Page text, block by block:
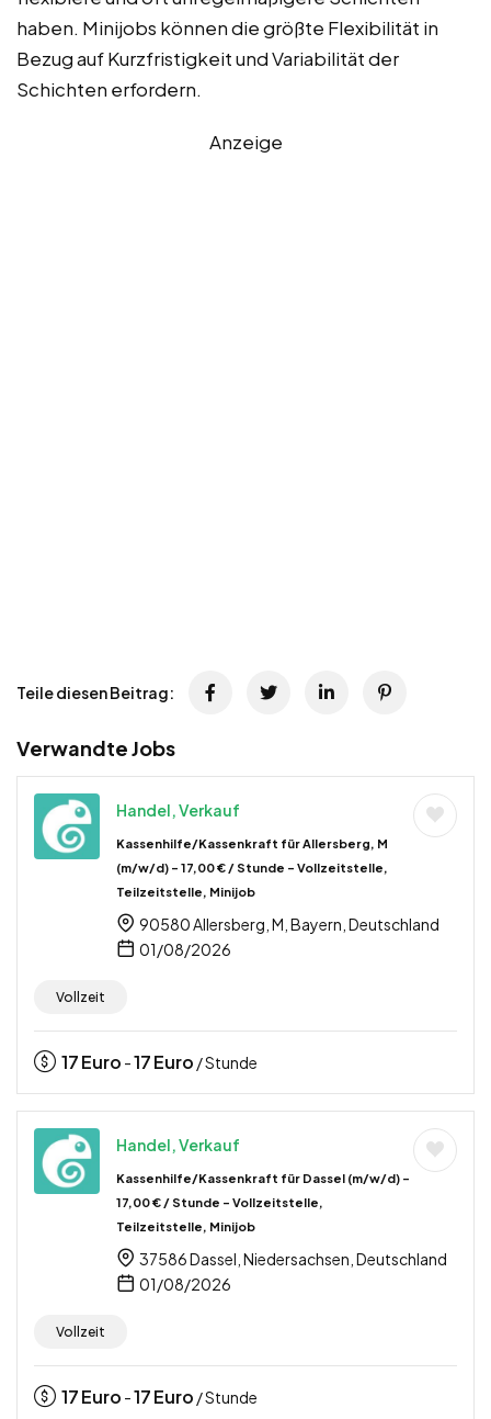
haben. Minijobs können die größte Flexibilität in
Bezug auf Kurzfristigkeit und Variabilität der
Schichten erfordern.
Anzeige
Teile diesen Beitrag:
Verwandte Jobs
Handel, Verkauf
Kassenhilfe/Kassenkraft für Allersberg, M
(m/w/d) – 17,00 € / Stunde – Vollzeitstelle,
Teilzeitstelle, Minijob
90580 Allersberg, M, Bayern, Deutschland
01/08/2026
Vollzeit
17Euro -17Euro / Stunde
Handel, Verkauf
Kassenhilfe/Kassenkraft für Dassel (m/w/d) –
17,00 € / Stunde – Vollzeitstelle,
Teilzeitstelle, Minijob
37586 Dassel, Niedersachsen, Deutschland
01/08/2026
Vollzeit
17Euro -17Euro / Stunde